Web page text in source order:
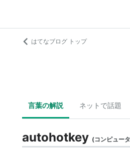
はてなブログ トップ
言葉の解説 ネットで話題
autohotkey (コンピュータ